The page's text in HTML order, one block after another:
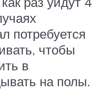
потребуется
чтобы
в
на полы.